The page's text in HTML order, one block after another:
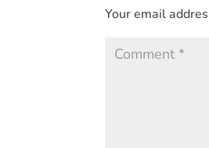
Your email